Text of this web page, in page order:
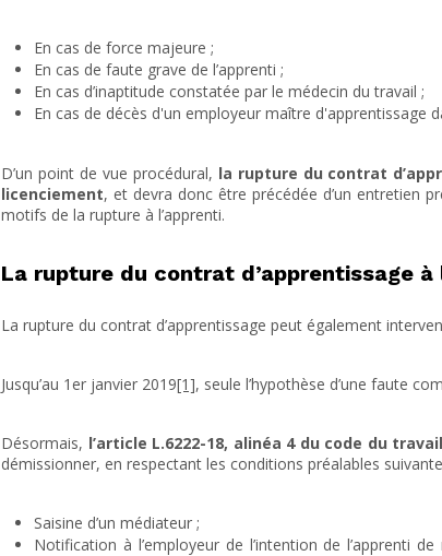
En cas de force majeure ;
En cas de faute grave de l’apprenti ;
En cas d’inaptitude constatée par le médecin du travail ;
En cas de décès d'un employeur maître d'apprentissage
D’un point de vue procédural, la rupture du contrat
licenciement, et devra donc être précédée d’un entretien
motifs de la rupture à l’apprenti.
La rupture du contrat d’apprentissage à
La rupture du contrat d’apprentissage peut également
Jusqu’au 1er janvier 2019[1], seule l’hypothèse d’une faute
Désormais, l’article L.6222-18, alinéa 4 du code du travail
démissionner, en respectant les conditions préalables
Saisine d’un médiateur ;
Notification à l’employeur de l’intention de l’apprenti